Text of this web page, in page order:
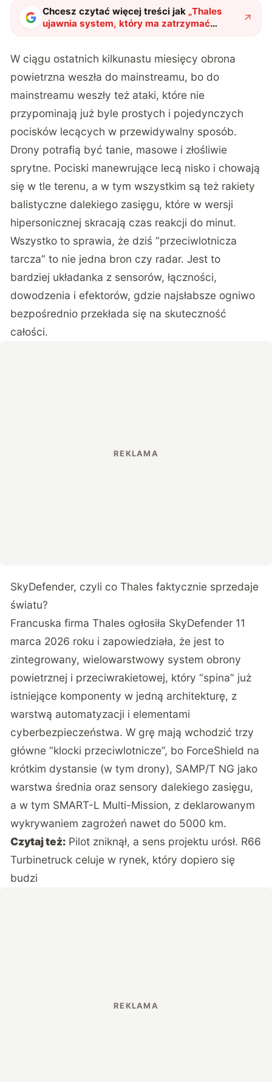
Chcesz czytać więcej treści jak „Thales
ujawnia system, który ma zatrzymać
wszystko. Drony, pociski i rakiety
W ciągu ostatnich kilkunastu miesięcy obrona
powietrzna weszła do mainstreamu, bo do
mainstreamu weszły też ataki, które nie
przypominają już byle prostych i pojedynczych
pocisków lecących w przewidywalny sposób.
Drony potrafią być tanie, masowe i złośliwie
sprytne. Pociski manewrujące lecą nisko i chowają
się w tle terenu, a w tym wszystkim są też rakiety
balistyczne dalekiego zasięgu, które w wersji
hipersonicznej skracają czas reakcji do minut.
Wszystko to sprawia, że dziś “przeciwlotnicza
tarcza” to nie jedna bron czy radar. Jest to
bardziej układanka z sensorów, łączności,
dowodzenia i efektorów, gdzie najsłabsze ogniwo
bezpośrednio przekłada się na skuteczność
całości.
SkyDefender, czyli co Thales faktycznie sprzedaje
światu?
Francuska firma Thales ogłosiła SkyDefender 11
marca 2026 roku i zapowiedziała, że jest to
zintegrowany, wielowarstwowy system obrony
powietrznej i przeciwrakietowej, który “spina” już
istniejące komponenty w jedną architekturę, z
warstwą automatyzacji i elementami
cyberbezpieczeństwa.W grę mają wchodzić trzy
główne “klocki przeciwlotnicze”, bo ForceShield na
krótkim dystansie (w tym drony), SAMP/T NG jako
warstwa średnia oraz sensory dalekiego zasięgu,
a w tym SMART-L Multi-Mission, z deklarowanym
wykrywaniem zagrożeń nawet do 5000 km.
Czytaj też: Pilot zniknął, a sens projektu urósł. R66
Turbinetruck celuje w rynek, który dopiero się
budzi